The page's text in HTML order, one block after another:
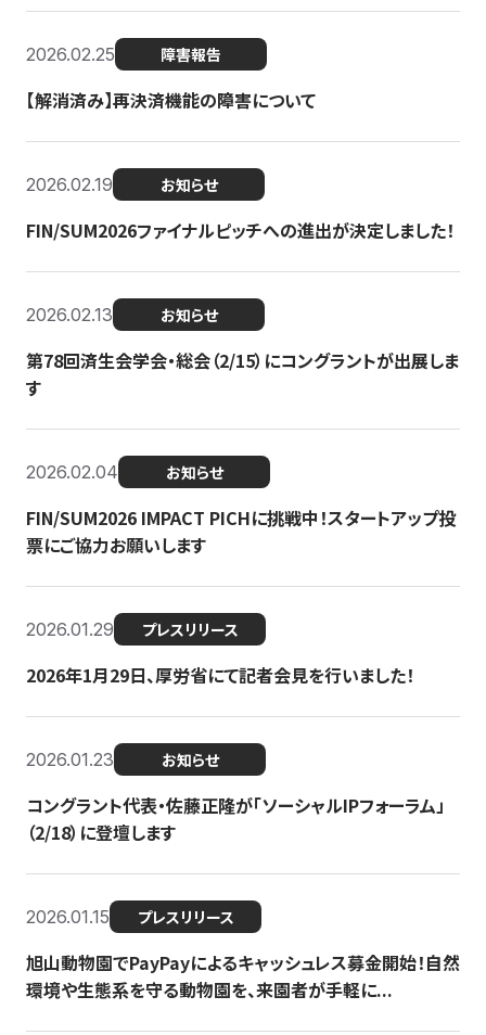
2026.02.25 障害報告
【解消済み】再決済機能の障害について
2026.02.19 お知らせ
FIN/SUM2026ファイナルピッチへの進出が決定しました！
2026.02.13 お知らせ
第78回済生会学会・総会（2/15）にコングラントが出展しま
す
2026.02.04 お知らせ
FIN/SUM2026 IMPACT PICHに挑戦中！スタートアップ投
票にご協力お願いします
2026.01.29 プレスリリース
2026年1月29日、厚労省にて記者会見を行いました！
2026.01.23 お知らせ
コングラント代表・佐藤正隆が「ソーシャルIPフォーラム」
（2/18）に登壇します
2026.01.15 プレスリリース
旭山動物園でPayPayによるキャッシュレス募金開始！自然
環境や生態系を守る動物園を、来園者が手軽に...